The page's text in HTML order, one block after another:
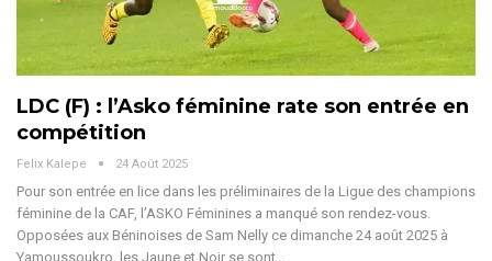
LDC (F) : l’Asko féminine rate son entrée en
compétition
Felix Kalepe 24 Août 2025
Pour son entrée en lice dans les préliminaires de la Ligue des champions
féminine de la CAF, l’ASKO Féminines a manqué son rendez-vous.
Opposées aux Béninoises de Sam Nelly ce dimanche 24 août 2025 à
Yamoussoukro, les Jaune et Noir se sont